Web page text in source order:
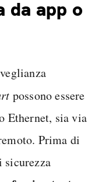
da app o
possono essere
Ethernet, sia via
Prima di
sicurezza